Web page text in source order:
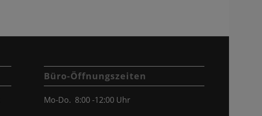
Büro-Öffnungszeiten
Mo-Do. 8:00 -12:00 Uhr